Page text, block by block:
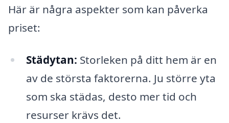
Här är några aspekter som kan påverka
priset:
Städytan: Storleken på ditt hem är en
av de största faktorerna. Ju större yta
som ska städas, desto mer tid och
resurser krävs det.